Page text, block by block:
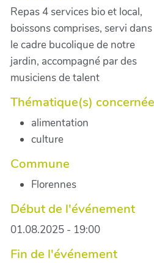
Repas 4 services bio et local,
boissons comprises, servi dans
le cadre bucolique de notre
jardin, accompagné par des
musiciens de talent
Thématique(s)
alimentation
culture
Commune
Florennes
Début de l'événement
01.08.2025 - 19:00
Fin de l'événement